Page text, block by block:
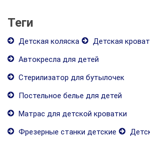
Теги
Детская коляска
Детская
Автокресла для детей
Стерилизатор для бутылочек
Постельное белье для детей
Матрас для детской кроватки
Фрезерные станки детские